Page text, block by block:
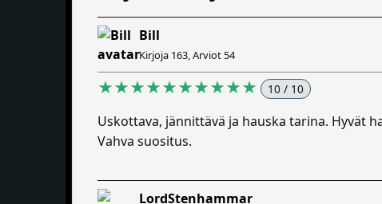
Bill
Kirjoja 163, Arviot 54
★★★★★★★★★★ 10 / 10
Uskottava, jännittävä ja hauska tarina. Hyvät
Vahva suositus.
LordStenhammar